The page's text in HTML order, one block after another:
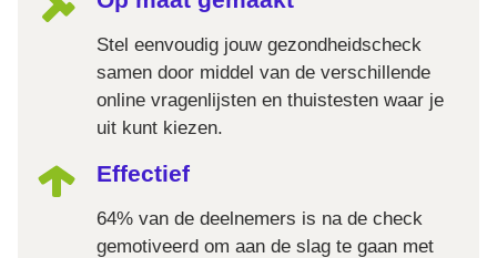
Stel eenvoudig jouw gezondheidscheck
samen door middel van de verschillende
online vragenlijsten en thuistesten waar je
uit kunt kiezen.
Effectief
64% van de deelnemers is na de check
gemotiveerd om aan de slag te gaan met